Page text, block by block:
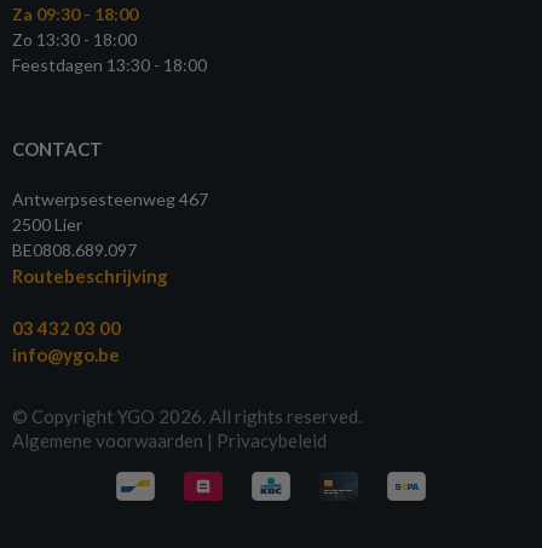
Za 09:30 - 18:00
Zo 13:30 - 18:00
Feestdagen 13:30 - 18:00
CONTACT
Antwerpsesteenweg 467
2500 Lier
BE0808.689.097
Routebeschrijving
03 432 03 00
info@ygo.be
© Copyright YGO 2026. All rights reserved.
Algemene voorwaarden | Privacybeleid